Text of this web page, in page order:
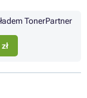
TonerPartner